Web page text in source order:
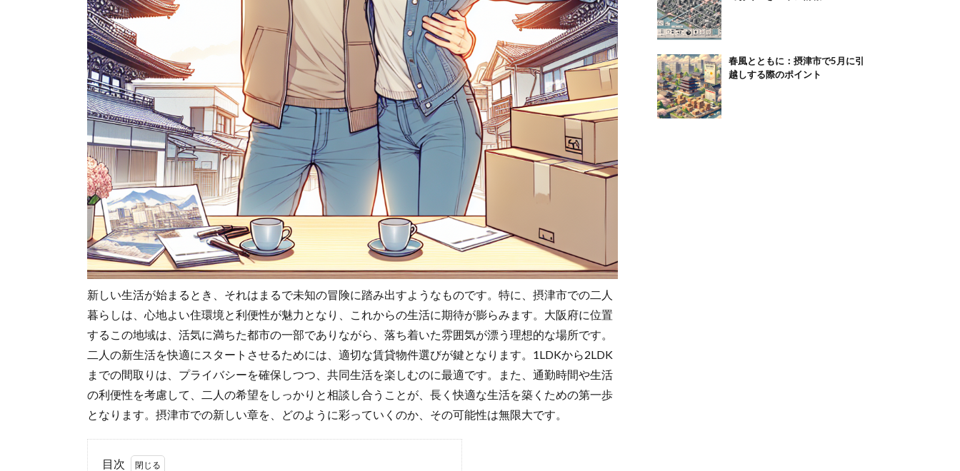
新しい生活が始まるとき、それはまるで未知の冒険に踏み出すようなものです。特に、摂津市での二人
暮らしは、心地よい住環境と利便性が魅力となり、これからの生活に期待が膨らみます。大阪府に位置
するこの地域は、活気に満ちた都市の一部でありながら、落ち着いた雰囲気が漂う理想的な場所です。
二人の新生活を快適にスタートさせるためには、適切な賃貸物件選びが鍵となります。1LDKから2LDK
までの間取りは、プライバシーを確保しつつ、共同生活を楽しむのに最適です。また、通勤時間や生活
の利便性を考慮して、二人の希望をしっかりと相談し合うことが、長く快適な生活を築くための第一歩
となります。摂津市での新しい章を、どのように彩っていくのか、その可能性は無限大です。
目次
春風とともに：摂津市で5月に引
越しする際のポイント